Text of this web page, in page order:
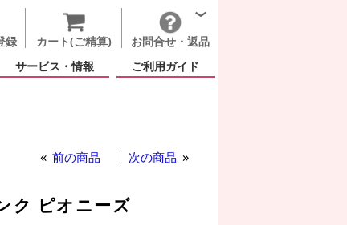
録 カート(ご精算)
お問合せ・返品
サービス・情報 ご利用ガイド
前の商品 次の商品
ク ピオニーズ